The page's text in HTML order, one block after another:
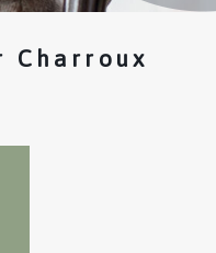
Charroux